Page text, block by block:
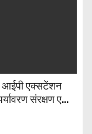
आईपी एक्सटेंशन
संरक्षण एवं
बिंदल की अहम